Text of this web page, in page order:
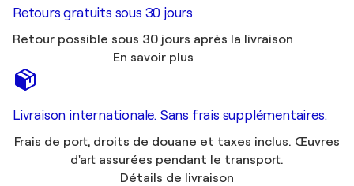
Retours gratuits sous 30 jours
Retour possible sous 30 jours après la livraison
En savoir plus
Livraison internationale. Sans frais supplémentaires.
Frais de port, droits de douane et taxes inclus. Œuvres
d'art assurées pendant le transport.
Détails de livraison